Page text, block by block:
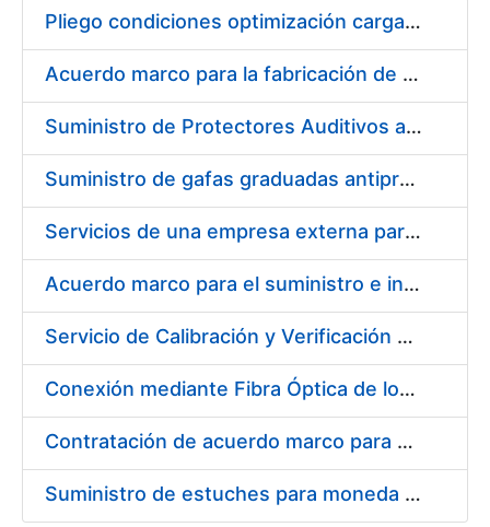
Pliego condiciones optimización cargas compras firmado
Acuerdo marco para la fabricación de piezas
Suministro de Protectores Auditivos a medida para las personas trabajadoras de los Centros de Trabajo de Madrid y Burgos
Suministro de gafas graduadas antiproyecciones para los trabajadores de la FNMT-RCM en los centros de trabajo de Madrid y Burgos
Servicios de una empresa externa para el asesoramiento y resolución de los recursos de alzada que se presentan relacionados con procesos de selección para la FNMT-RCM
Acuerdo marco para el suministro e instalación de persianas, estores y otros complementos
Servicio de Calibración y Verificación Externa de los Equipos de Medición del Servicio de Prevención de la FNMT-RCM
Conexión mediante Fibra Óptica de los Centros de Proceso de Datos (CPDs) de las sedes de la FNMT-RCM de Burgos y Madrid
Contratación de acuerdo marco para el Suministro de Material de Electricidad para la Fábrica Nacional de Moneda y Timbre-Real Casa de la Moneda en su centro de trabajo de Burgos
Suministro de estuches para moneda de 30 €